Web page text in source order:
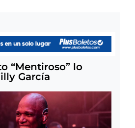
“Mentiroso” lo
García